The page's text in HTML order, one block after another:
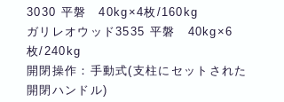
3030 平磐 40kg×4枚/160kg
ガリレオウッド3535 平磐 40kg×6
枚/240kg
開閉操作：手動式(支柱にセットされた
開閉ハンドル)